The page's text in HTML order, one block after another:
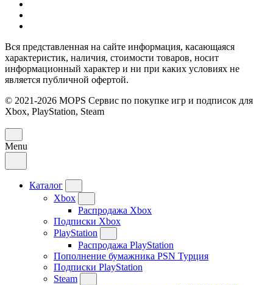
Вся представленная на сайте информация, касающаяся
характеристик, наличия, стоимости товаров, носит
информационный характер и ни при каких условиях не
является публичной офертой.
© 2021-2026 MOPS Сервис по покупке игр и подписок для
Xbox, PlayStation, Steam
Menu
Каталог
Xbox
Распродажа Xbox
Подписки Xbox
PlayStation
Распродажа PlayStation
Пополнение бумажника PSN Турция
Подписки PlayStation
Steam